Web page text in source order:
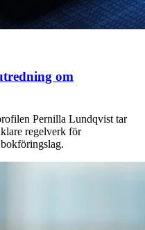
om
Pernilla Lundqvist tar
regelverk för